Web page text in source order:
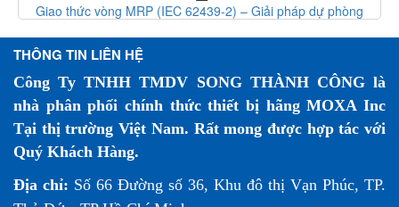
Giao thức vòng MRP (IEC 62439-2) – Giải pháp dự phòng
THÔNG TIN LIÊN HỆ
Công Ty TNHH TMDV SONG THÀNH CÔNG là
nhà phân phối chính thức thiết bị hãng MOXA Inc
Tại thị trường Việt Nam. Rất mong được hợp tác với
Quý Khách Hàng.
Địa chỉ: Số 66 Đường số 36, Khu đô thị Vạn Phúc, TP.